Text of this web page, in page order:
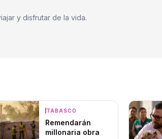
y disfrutar de la vida.
TABASCO
Remendarán
millonaria obra